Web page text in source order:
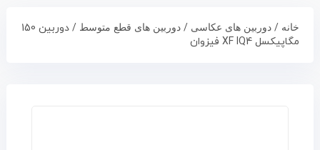
خانه / دوربین های عکاسی / دوربین های قطع متوسط
/ دوربین 150
مگاپیکسل XF IQ4 فیزوان